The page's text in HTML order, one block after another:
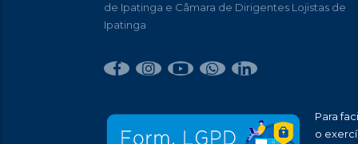
de Ipatinga e Câmara de Dirigentes Lojistas de
Ipatinga
Para
o